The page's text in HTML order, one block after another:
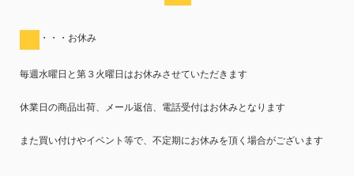
・・・お休み
毎週水曜日と第３火曜日はお休みさせていただきます
休業日の商品出荷、メール返信、電話受付はお休みとなります
また買い付けやイベント等で、不定期にお休みを頂く場合がございます